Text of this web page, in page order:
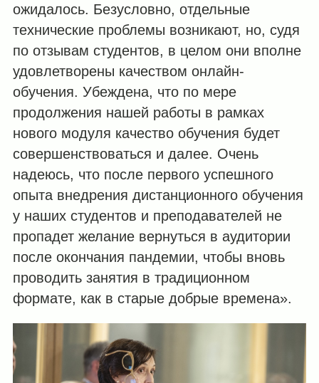
ожидалось. Безусловно, отдельные
технические проблемы возникают, но, судя
по отзывам студентов, в целом они вполне
удовлетворены качеством онлайн-
обучения. Убеждена, что по мере
продолжения нашей работы в рамках
нового модуля качество обучения будет
совершенствоваться и далее. Очень
надеюсь, что после первого успешного
опыта внедрения дистанционного обучения
у наших студентов и преподавателей не
пропадет желание вернуться в аудитории
после окончания пандемии, чтобы вновь
проводить занятия в традиционном
формате, как в старые добрые времена».